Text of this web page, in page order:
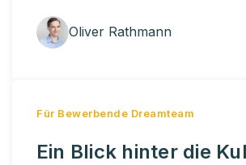
Oliver Rathmann
Für Bewerbende Dreamteam
Ein Blick hinter die